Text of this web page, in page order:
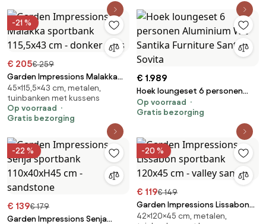
-21 %
€ 205€ 259
Garden Impressions Malakka
sportbank 115,5x43 cm - donker
grijs
45×115,5×43 cm, metalen,
tuinbanken met kussens
Op voorraad
Gratis bezorging
€ 1.989
Hoek loungeset 6 personen
Aluminium Wit Santika Furniture
Santika Sovita
Op voorraad
Gratis bezorging
-22 %
€ 139€ 179
Garden Impressions Senja
-20 %
€ 119€ 149
Garden Impressions Lissabon
sportbank 120x45 cm - valley
42×120×45 cm, metalen,